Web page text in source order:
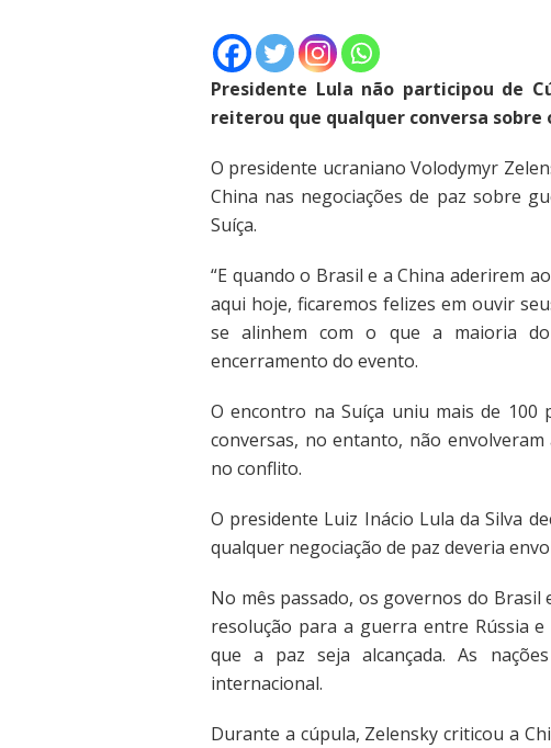
Presidente Lula não participou de
reiterou que qualquer conversa
O presidente ucraniano Volodymyr
China nas negociações de paz sobre
Suíça.
“E quando o Brasil e a China aderirem
aqui hoje, ficaremos felizes em ouvir
se alinhem com o que a maioria
encerramento do evento.
O encontro na Suíça uniu mais de
conversas, no entanto, não
no conflito.
O presidente Luiz Inácio Lula da Silva
qualquer negociação de paz deveria
No mês passado, os governos do
resolução para a guerra entre Rússia
que a paz seja alcançada. As
internacional.
Durante a cúpula, Zelensky criticou a